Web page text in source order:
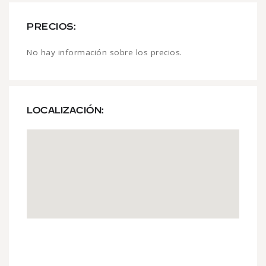
PRECIOS:
No hay información sobre los precios.
LOCALIZACIÓN: